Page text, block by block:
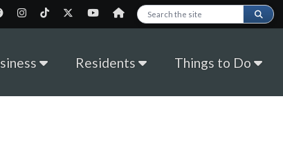
Search this site
Residents Things to Do